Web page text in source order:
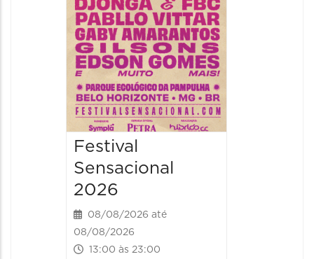
Festival
Sensacional
2026
08/08/2026 até
08/08/2026
13:00 às 23:00